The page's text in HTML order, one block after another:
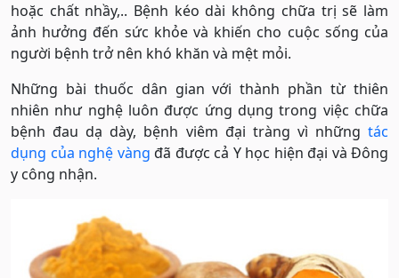
hoặc chất nhầy,.. Bệnh kéo dài không chữa trị sẽ làm
ảnh hưởng đến sức khỏe và khiến cho cuộc sống của
người bệnh trở nên khó khăn và mệt mỏi.
Những bài thuốc dân gian với thành phần từ thiên
nhiên như nghệ luôn được ứng dụng trong việc chữa
bệnh đau dạ dày, bệnh viêm đại tràng vì những tác
dụng của nghệ vàng đã được cả Y học hiện đại và Đông
y công nhận.